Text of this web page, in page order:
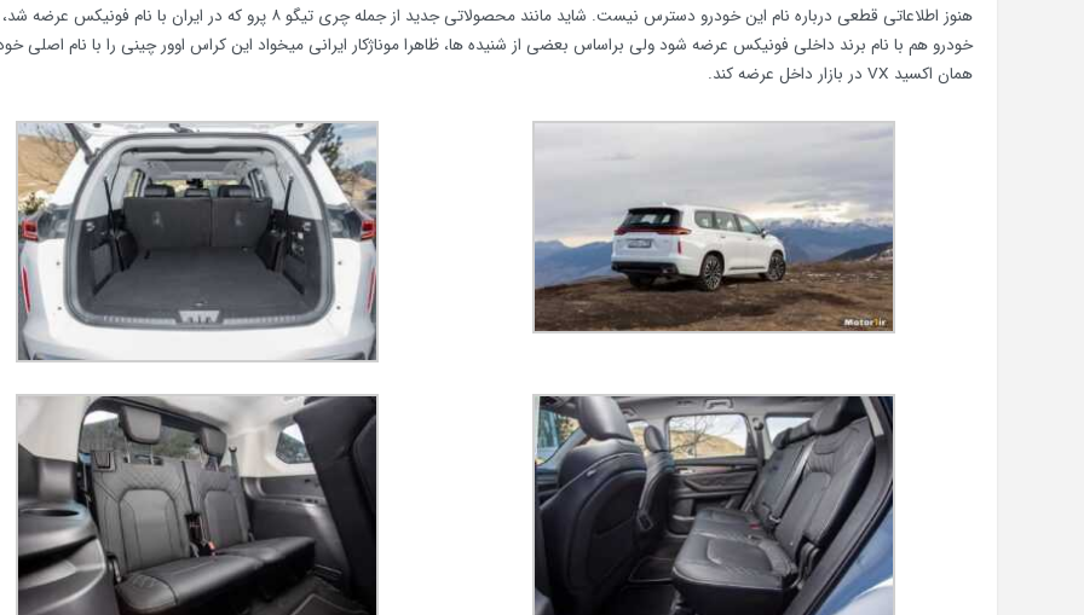
هنوز اطلاعاتی قطعی درباره نام این خودرو دسترس نیست. شاید مانند محصولاتی جدید از جمله چری تیگو ۸ پرو که در ایران با نام
خودرو هم با نام برند داخلی فونیکس عرضه شود ولی براساس بعضی از شنیده ها، ظاهرا موناژکار ایرانی میخواد این کراس‌ اوور چینی را با نام اصلی
همان اکسید VX در بازار داخل عرضه کند.